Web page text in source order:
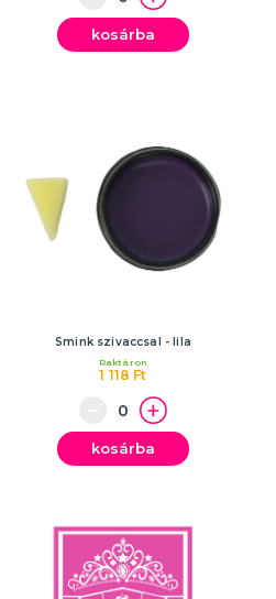
kosárba
Smink szivaccsal - lila
1 118 Ft
Raktáron
kosárba